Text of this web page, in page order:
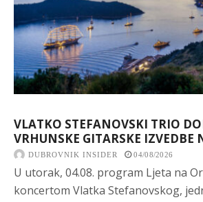
VLATKO STEFANOVSKI TRIO
VRHUNSKE GITARSKE IZVEDBE
DUBROVNIK INSIDER 04/08/2026
U utorak, 04.08. program Ljeta na
koncertom Vlatka Stefanovskog,